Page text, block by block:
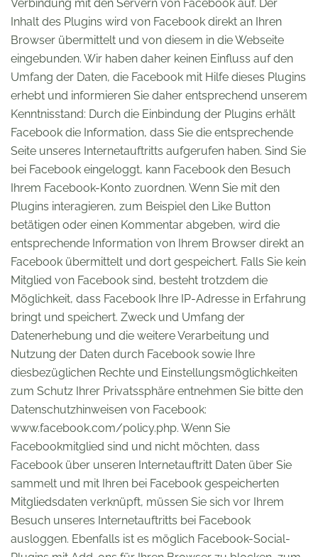
Verbindung mit den Servern von Facebook auf. Der
Inhalt des Plugins wird von Facebook direkt an Ihren
Browser übermittelt und von diesem in die Webseite
eingebunden. Wir haben daher keinen Einfluss auf den
Umfang der Daten, die Facebook mit Hilfe dieses Plugins
erhebt und informieren Sie daher entsprechend unserem
Kenntnisstand: Durch die Einbindung der Plugins erhält
Facebook die Information, dass Sie die entsprechende
Seite unseres Internetauftritts aufgerufen haben. Sind Sie
bei Facebook eingeloggt, kann Facebook den Besuch
Ihrem Facebook-Konto zuordnen. Wenn Sie mit den
Plugins interagieren, zum Beispiel den Like Button
betätigen oder einen Kommentar abgeben, wird die
entsprechende Information von Ihrem Browser direkt an
Facebook übermittelt und dort gespeichert. Falls Sie kein
Mitglied von Facebook sind, besteht trotzdem die
Möglichkeit, dass Facebook Ihre IP-Adresse in Erfahrung
bringt und speichert. Zweck und Umfang der
Datenerhebung und die weitere Verarbeitung und
Nutzung der Daten durch Facebook sowie Ihre
diesbezüglichen Rechte und Einstellungsmöglichkeiten
zum Schutz Ihrer Privatssphäre entnehmen Sie bitte den
Datenschutzhinweisen von Facebook:
www.facebook.com/policy.php. Wenn Sie
Facebookmitglied sind und nicht möchten, dass
Facebook über unseren Internetauftritt Daten über Sie
sammelt und mit Ihren bei Facebook gespeicherten
Mitgliedsdaten verknüpft, müssen Sie sich vor Ihrem
Besuch unseres Internetauftritts bei Facebook
ausloggen. Ebenfalls ist es möglich Facebook-Social-